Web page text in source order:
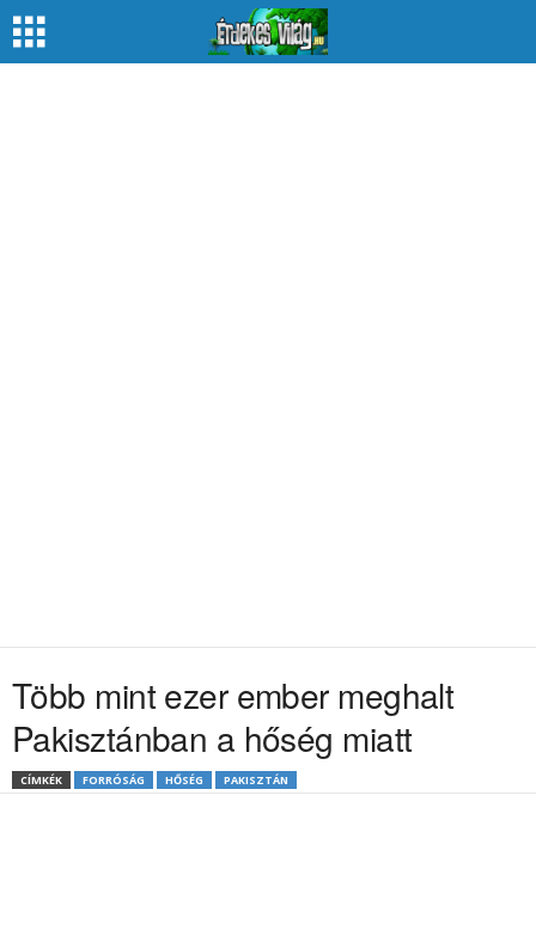
Több mint ezer ember meghalt
Pakisztánban a hőség miatt
CÍMKÉK FORRÓSÁG HŐSÉG PAKISZTÁN